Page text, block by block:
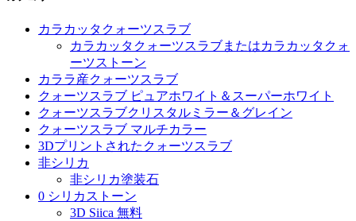
カラカッタクォーツスラブ
カラカッタクォーツスラブまたはカラカッタクォ
ーツストーン
カララ産クォーツスラブ
クォーツスラブ ピュアホワイト＆スーパーホワイト
クォーツスラブクリスタルミラー＆グレイン
クォーツスラブ マルチカラー
3Dプリントされたクォーツスラブ
非シリカ
非シリカ塗装石
0 シリカストーン
3D Siica 無料